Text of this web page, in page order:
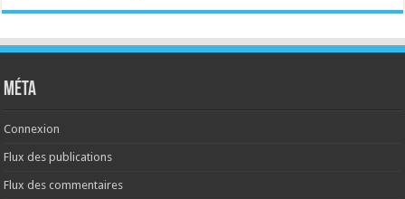
Méta
Connexion
Flux des publications
Flux des commentaires